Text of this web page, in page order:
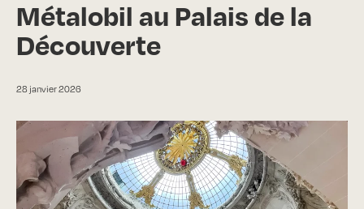
Métalobil au Palais de la
Découverte
28 janvier 2026